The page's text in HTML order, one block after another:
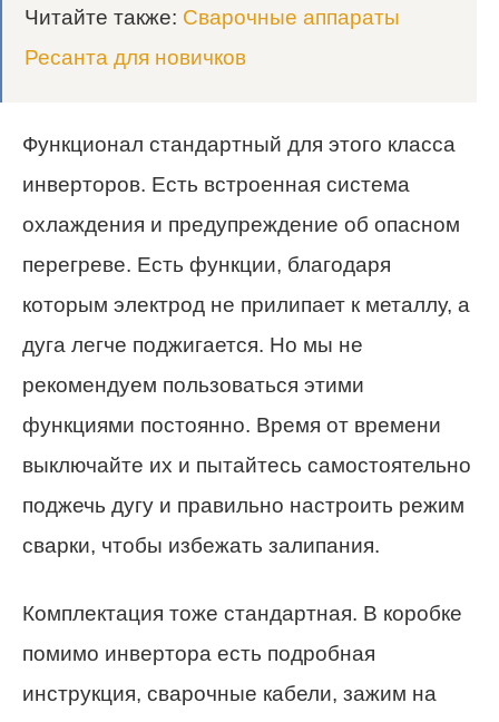
Читайте также: Сварочные аппараты
Ресанта для новичков
Функционал стандартный для этого класса
инверторов. Есть встроенная система
охлаждения и предупреждение об опасном
перегреве. Есть функции, благодаря
которым электрод не прилипает к металлу, а
дуга легче поджигается. Но мы не
рекомендуем пользоваться этими
функциями постоянно. Время от времени
выключайте их и пытайтесь самостоятельно
поджечь дугу и правильно настроить режим
сварки, чтобы избежать залипания.
Комплектация тоже стандартная. В коробке
помимо инвертора есть подробная
инструкция, сварочные кабели, зажим на